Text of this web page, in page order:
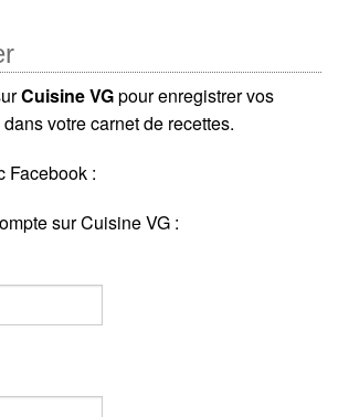
Cuisine VGpour enregistrer vos
votre carnet de recettes.
Facebook :
sur Cuisine VG :